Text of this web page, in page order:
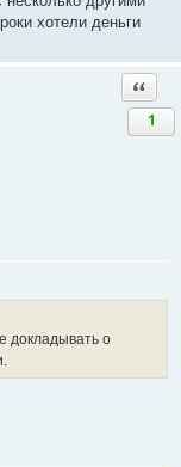
хотели деньги
1
докладывать о